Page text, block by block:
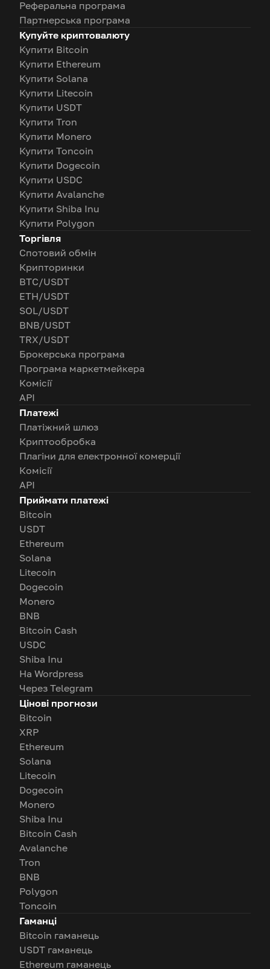
Реферальна програма
Партнерська програма
Купуйте криптовалюту
Купити Bitcoin
Купити Ethereum
Купити Solana
Купити Litecoin
Купити USDT
Купити Tron
Купити Monero
Купити Toncoin
Купити Dogecoin
Купити USDC
Купити Avalanche
Купити Shiba Inu
Купити Polygon
Торгівля
Спотовий обмін
Крипторинки
BTC/USDT
ETH/USDT
SOL/USDT
BNB/USDT
TRX/USDT
Брокерська програма
Програма маркетмейкера
Комісії
API
Платежі
Платіжний шлюз
Криптообробка
Плагіни для електронної комерції
Комісії
API
Приймати платежі
Bitcoin
USDT
Ethereum
Solana
Litecoin
Dogecoin
Monero
BNB
Bitcoin Cash
USDC
Shiba Inu
На Wordpress
Через Telegram
Цінові прогнози
Bitcoin
XRP
Ethereum
Solana
Litecoin
Dogecoin
Monero
Shiba Inu
Bitcoin Cash
Avalanche
Tron
BNB
Polygon
Toncoin
Гаманці
Bitcoin гаманець
USDT гаманець
Ethereum гаманець